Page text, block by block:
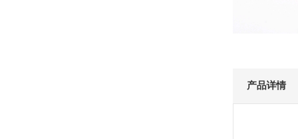
产品详情